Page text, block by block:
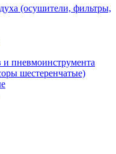
(осушители, фильтры,
и пневмоинструмента
шестеренчатые)